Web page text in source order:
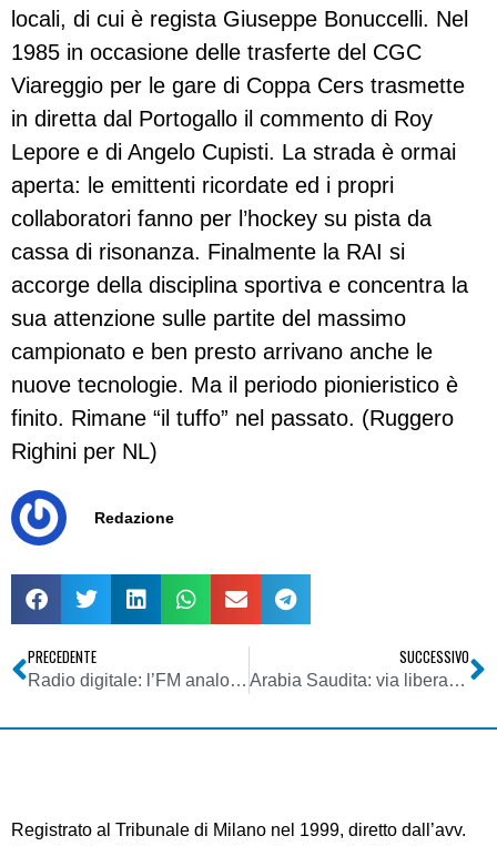
locali, di cui è regista Giuseppe Bonuccelli. Nel
1985 in occasione delle trasferte del CGC
Viareggio per le gare di Coppa Cers trasmette
in diretta dal Portogallo il commento di Roy
Lepore e di Angelo Cupisti. La strada è ormai
aperta: le emittenti ricordate ed i propri
collaboratori fanno per l’hockey su pista da
cassa di risonanza. Finalmente la RAI si
accorge della disciplina sportiva e concentra la
sua attenzione sulle partite del massimo
campionato e ben presto arrivano anche le
nuove tecnologie. Ma il periodo pionieristico è
finito. Rimane “il tuffo” nel passato. (Ruggero
Righini per NL)
Redazione
PRECEDENTE
Radio digitale: l’FM analogica sta tramontando?
SUCCESSIVO
Arabia Saudita: via libera agli avvocati-donna nei Tribunali
Registrato al Tribunale di Milano nel 1999, diretto dall’avv.